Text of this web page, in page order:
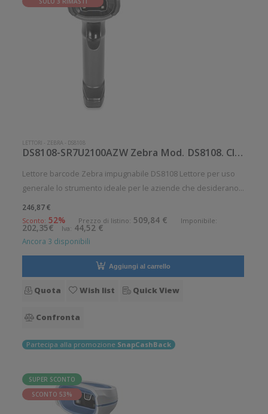
LETTORI - ZEBRA - DS8108
DS8108-SR7U2100AZW Zebra Mod. DS8108. Classificazione: Impugnabile.
Lettore barcode Zebra impugnabile DS8108 Lettore per uso
generale lo strumento ideale per le aziende che desiderano
migliorare le applicazioni quotidiane di lettura dei codici a
barre. Lettura QrCode abilitata. Alto grado di robustezza.
Angolo d
246,87 €
Sconto: 52% Prezzo di listino: 509,84 € Imponibile:
202,35€ Iva: 44,52 €
Ancora 3 disponibili
Aggiungi al carrello
Quota Wish list Quick View
Confronta
Partecipa alla promozione SnapCashBack
SUPER SCONTO
SCONTO 53%